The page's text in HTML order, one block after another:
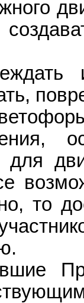
то